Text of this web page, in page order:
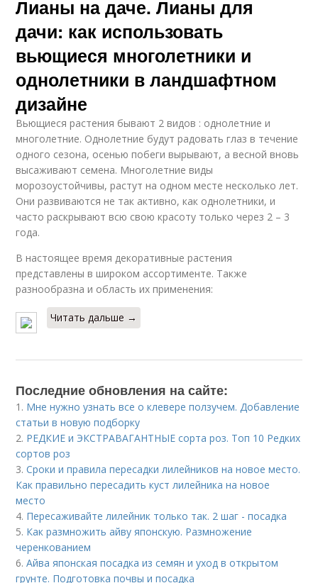
Лианы на даче. Лианы для
дачи: как использовать
вьющиеся многолетники и
однолетники в ландшафтном
дизайне
Вьющиеся растения бывают 2 видов : однолетние и
многолетние. Однолетние будут радовать глаз в течение
одного сезона, осенью побеги вырывают, а весной вновь
высаживают семена. Многолетние виды
морозоустойчивы, растут на одном месте несколько лет.
Они развиваются не так активно, как однолетники, и
часто раскрывают всю свою красоту только через 2 – 3
года.
В настоящее время декоративные растения
представлены в широком ассортименте. Также
разнообразна и область их применения:
Читать дальше →
Последние обновления на сайте:
1. Мне нужно узнать все о клевере ползучем. Добавление
статьи в новую подборку
2. РЕДКИЕ и ЭКСТРАВАГАНТНЫЕ сорта роз. Топ 10 Редких
сортов роз
3.Сроки и правила пересадки лилейников на новое место.
Как правильно пересадить куст лилейника на новое
место
4. Пересаживайте лилейник только так. 2 шаг - посадка
5. Как размножить айву японскую. Размножение
черенкованием
6.Айва японская посадка из семян и уход в открытом
грунте. Подготовка почвы и посадка